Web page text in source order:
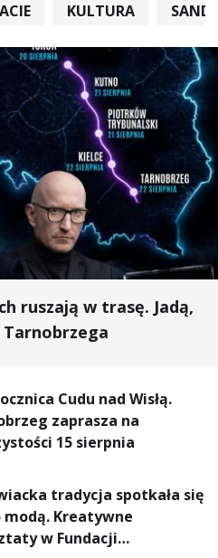
KULTURA
ruszają w trasę. Jadą,
Cudu nad Wisłą.
zaprasza na
15 sierpnia
tradycja spotkała się
modą. Kreatywne
w Fundacji